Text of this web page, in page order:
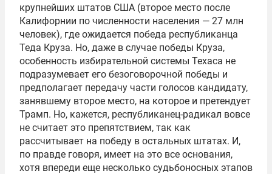
крупнейших штатов США (второе место после
Калифорнии по численности населения — 27 млн
человек), где ожидается победа республиканца
Теда Круза. Но, даже в случае победы Круза,
особенность избирательной системы Техаса не
подразумевает его безоговорочной победы и
предполагает передачу части голосов кандидату,
занявшему второе место, на которое и претендует
Трамп. Но, кажется, республиканец-радикал вовсе
не считает это препятствием, так как
рассчитывает на победу в остальных штатах. И,
по правде говоря, имеет на это все основания,
хотя впереди еще несколько судьбоносных этапов